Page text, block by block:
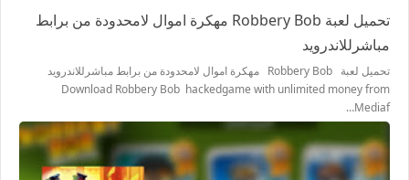
تحميل لعبة Robbery Bob مهكرة اموال لامحدودة من برابط
مباشرللاندرويد
تحميل لعبة Robbery Bob مهكرة اموال لامحدودة من برابط مباشرللاندرويد
Download Robbery Bob hackedgame with unlimited money from
Mediaf…